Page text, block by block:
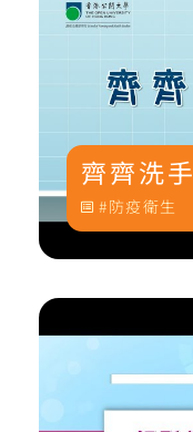
齊齊洗手
防疫衛生